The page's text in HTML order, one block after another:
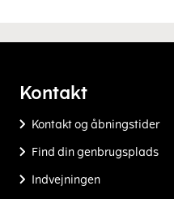
Kontakt
Kontakt og åbningstider
Find din genbrugsplads
Indvejningen